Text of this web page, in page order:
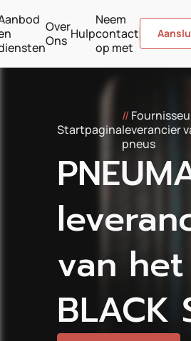
Over
Ons Hulp
Neem
contact
op met
Startpagina
//
leverancier
pneus
van
BLACK